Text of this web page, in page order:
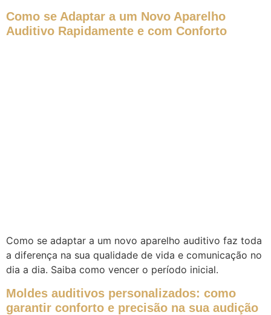
Como se Adaptar a um Novo Aparelho
Auditivo Rapidamente e com Conforto
Como se adaptar a um novo aparelho auditivo faz toda
a diferença na sua qualidade de vida e comunicação no
dia a dia. Saiba como vencer o período inicial.
Moldes auditivos personalizados: como
garantir conforto e precisão na sua audição